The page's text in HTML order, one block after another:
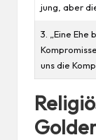
jung, aber
3. „Eine Ehe
uns die